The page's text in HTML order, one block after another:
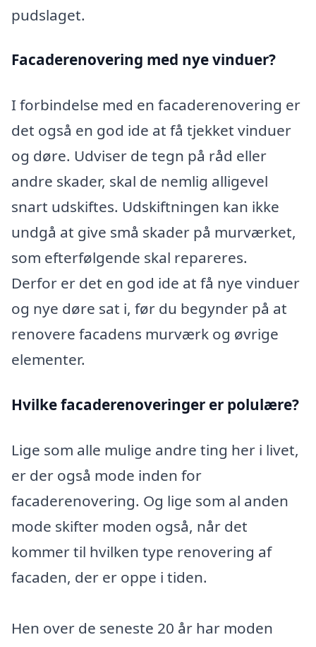
pudslaget.
Facaderenovering med nye vinduer?
I forbindelse med en facaderenovering er
det også en god ide at få tjekket vinduer
og døre. Udviser de tegn på råd eller
andre skader, skal de nemlig alligevel
snart udskiftes. Udskiftningen kan ikke
undgå at give små skader på murværket,
som efterfølgende skal repareres.
Derfor er det en god ide at få nye vinduer
og nye døre sat i, før du begynder på at
renovere facadens murværk og øvrige
elementer.
Hvilke facaderenoveringer er polulære?
Lige som alle mulige andre ting her i livet,
er der også mode inden for
facaderenovering. Og lige som al anden
mode skifter moden også, når det
kommer til hvilken type renovering af
facaden, der er oppe i tiden.
Hen over de seneste 20 år har moden